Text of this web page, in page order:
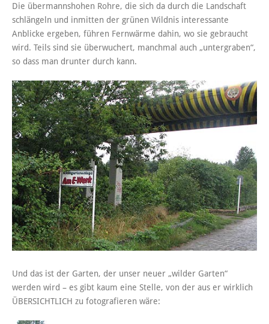
Die übermannshohen Rohre, die sich da durch die Landschaft
schlängeln und inmitten der grünen Wildnis interessante
Anblicke ergeben, führen Fernwärme dahin, wo sie gebraucht
wird. Teils sind sie überwuchert, manchmal auch „untergraben“,
so dass man drunter durch kann.
Und das ist der Garten, der unser neuer „wilder Garten“
werden wird – es gibt kaum eine Stelle, von der aus er wirklich
ÜBERSICHTLICH zu fotografieren wäre: